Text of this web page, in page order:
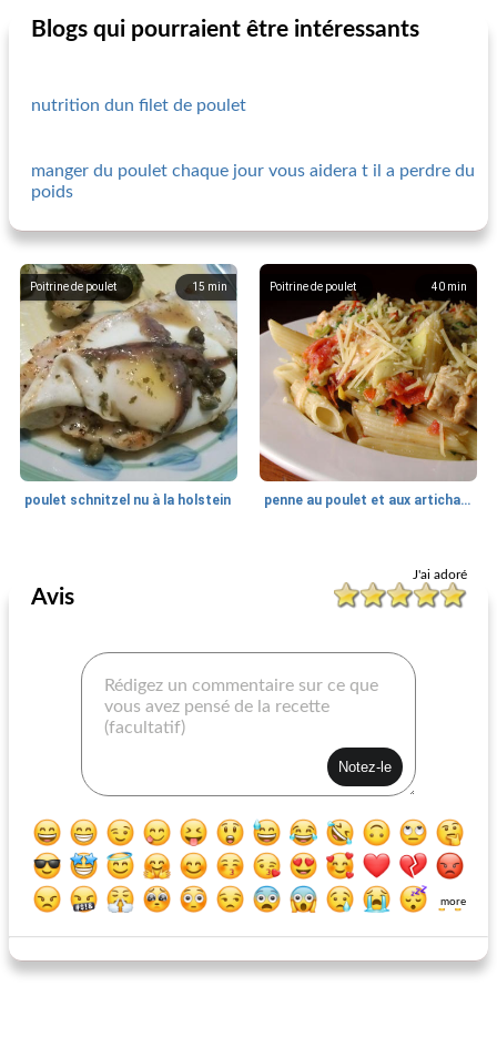
Blogs qui pourraient être intéressants
nutrition dun filet de poulet
manger du poulet chaque jour vous aidera t il a perdre du
poids
15 min
Poitrine de poulet
poulet schnitzel nu à la holstein
40 min
Poitrine de poulet
penne au poulet et aux artichauts
poulet de la cité interdite pizza salade poulet césar
J'ai adoré
Avis
more